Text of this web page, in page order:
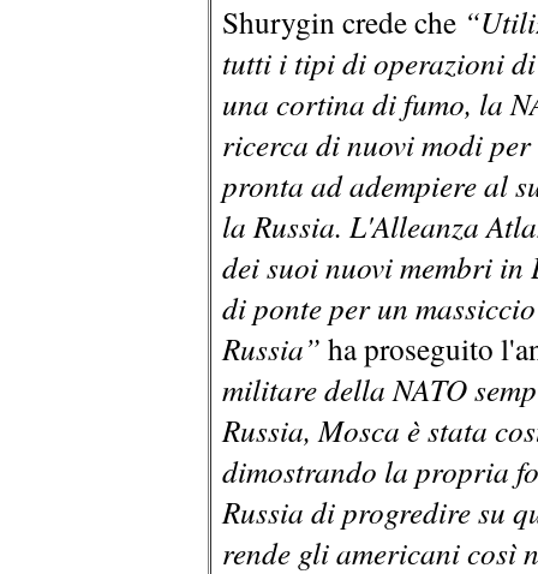
Shurygin crede che
tutti i tipi di operazioni di
una cortina di fumo, la
ricerca di nuovi modi
pronta ad adempiere al
la Russia. L'Alleanza
dei suoi nuovi membri in
di ponte per un
Russia” ha proseguito
militare della NATO
Russia, Mosca è stata
dimostrando la propria
Russia di progredire su
rende gli americani così